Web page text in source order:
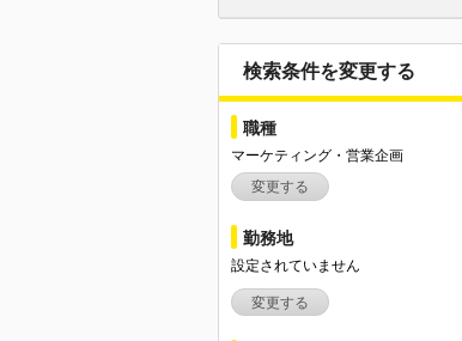
検索条件を変更する
職種
マーケティング・営業企画
変更する
勤務地
設定されていません
変更する